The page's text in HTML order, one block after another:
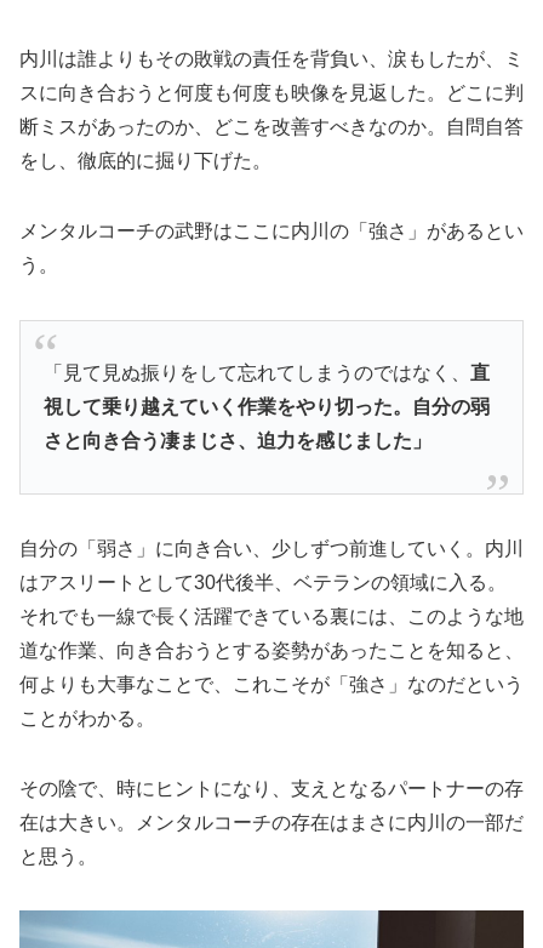
内川は誰よりもその敗戦の責任を背負い、涙もしたが、ミ
スに向き合おうと何度も何度も映像を見返した。どこに判
断ミスがあったのか、どこを改善すべきなのか。自問自答
をし、徹底的に掘り下げた。
メンタルコーチの武野はここに内川の「強さ」があるとい
う。
「見て見ぬ振りをして忘れてしまうのではなく、直
視して乗り越えていく作業をやり切った。自分の弱
さと向き合う凄まじさ、迫力を感じました」
自分の「弱さ」に向き合い、少しずつ前進していく。内川
はアスリートとして30代後半、ベテランの領域に入る。
それでも一線で長く活躍できている裏には、このような地
道な作業、向き合おうとする姿勢があったことを知ると、
何よりも大事なことで、これこそが「強さ」なのだという
ことがわかる。
その陰で、時にヒントになり、支えとなるパートナーの存
在は大きい。メンタルコーチの存在はまさに内川の一部だ
と思う。